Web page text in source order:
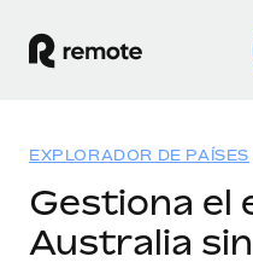
EMPLEO GLOBAL
Soluciones
EXPLORADOR DE PAÍSES
Gestiona el
Australia